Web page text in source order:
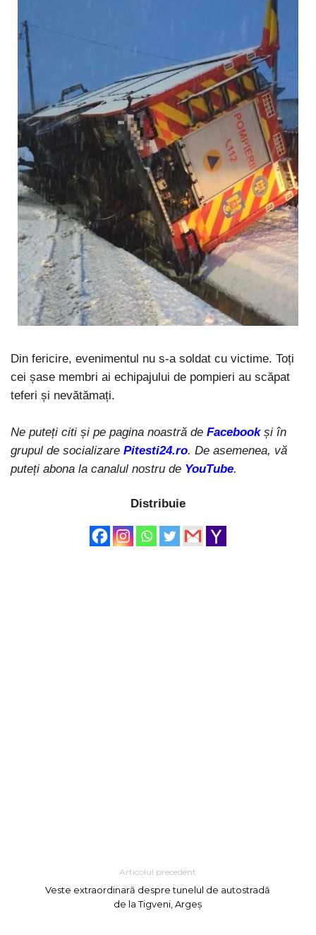
Din fericire, evenimentul nu s-a soldat cu victime. Toți
cei șase membri ai echipajului de pompieri au scăpat
teferi și nevătămați.
Ne puteți citi și pe pagina noastră de Facebook și în
grupul de socializare Pitesti24.ro. De asemenea, vă
puteți abona la canalul nostru de YouTube.
Distribuie
Articolul precedent
Veste extraordinară despre tunelul de autostradă
de la Tigveni, Argeș